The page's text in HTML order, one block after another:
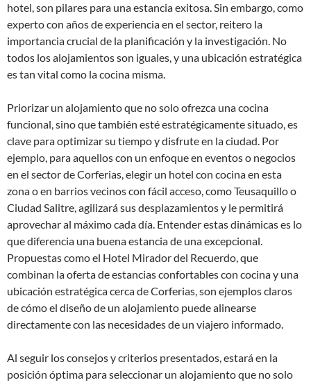
hotel, son pilares para una estancia exitosa. Sin embargo, como
experto con años de experiencia en el sector, reitero la
importancia crucial de la planificación y la investigación. No
todos los alojamientos son iguales, y una ubicación estratégica
es tan vital como la cocina misma.
Priorizar un alojamiento que no solo ofrezca una cocina
funcional, sino que también esté estratégicamente situado, es
clave para optimizar su tiempo y disfrute en la ciudad. Por
ejemplo, para aquellos con un enfoque en eventos o negocios
en el sector de Corferias, elegir un hotel con cocina en esta
zona o en barrios vecinos con fácil acceso, como Teusaquillo o
Ciudad Salitre, agilizará sus desplazamientos y le permitirá
aprovechar al máximo cada día. Entender estas dinámicas es lo
que diferencia una buena estancia de una excepcional.
Propuestas como el Hotel Mirador del Recuerdo, que
combinan la oferta de estancias confortables con cocina y una
ubicación estratégica cerca de Corferias, son ejemplos claros
de cómo el diseño de un alojamiento puede alinearse
directamente con las necesidades de un viajero informado.
Al seguir los consejos y criterios presentados, estará en la
posición óptima para seleccionar un alojamiento que no solo